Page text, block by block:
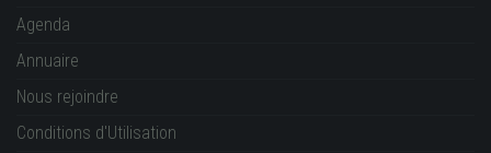
Agenda
Annuaire
Nous rejoindre
Conditions d'Utilisation